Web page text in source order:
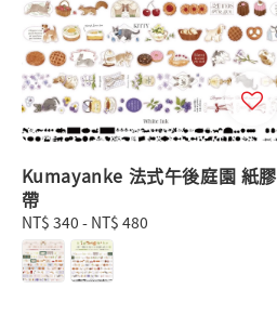
Kumayanke 法式午後庭園 紙膠
帶
Regular
price
NT$ 340 - NT$ 480